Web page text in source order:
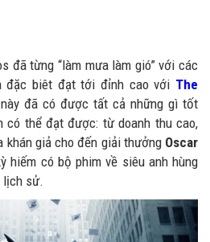
đã từng “làm mưa làm gió” với các
đặc biêt đạt tới đỉnh cao với The
đã có được tất cả những gì tốt
có thể đạt được: từ doanh thu cao,
khán giả cho đến giải thưởng Oscar
hiếm có bộ phim về siêu anh hùng
lịch sử.